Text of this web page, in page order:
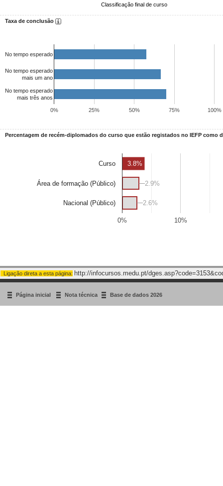
Classificação final de curso
Taxa de conclusão
0% 25% 50% 75% 100%
No tempo esperado
No tempo esperado
mais um ano
No tempo esperado
mais três anos
Percentagem de recém-diplomados do curso que estão registados no IEFP como
0% 10%
Curso
Área de formação (Público)
Nacional (Público)
3.8%
2.9%
2.9%
2.6%
2.6%
Ligação direta a esta página: http://infocursos.medu.pt/
Página inicial Nota técnica Base de dados 2026